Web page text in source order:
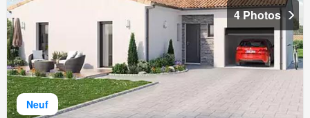
Neuf
4 Photos